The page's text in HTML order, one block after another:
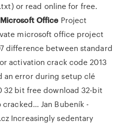
or read online for free.
Microsoft Office Project
microsoft office project
difference between standard
activation crack code 2013
an error during setup clé
32 bit free download 32-bit
cracked…Jan Bubeník -
Increasingly sedentary